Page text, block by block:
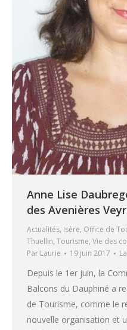
Anne Lise
des Avenières
Actualités, Isère, Office de
Thuellin, Tourisme, Vie des
Par Laurie 19 juin 2017
Depuis le 1er juin, la
Balcons du Dauphiné a
de Tourisme, comme le
nouvelle organisation et